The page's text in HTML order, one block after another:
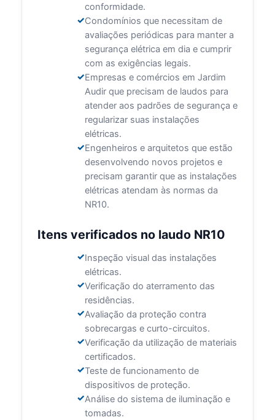
conformidade.
Condomínios que necessitam de
avaliações periódicas para manter a
segurança elétrica em dia e cumprir
com as exigências legais.
Empresas e comércios em Jardim
Audir que precisam de laudos para
atender aos padrões de segurança e
regularizar suas instalações
elétricas.
Engenheiros e arquitetos que estão
desenvolvendo novos projetos e
precisam garantir que as instalações
elétricas atendam às normas da
NR10.
Itens verificados no laudo NR10
Inspeção visual das instalações
elétricas.
Verificação do aterramento das
residências.
Avaliação da proteção contra
sobrecargas e curto-circuitos.
Verificação da utilização de materiais
certificados.
Teste de funcionamento de
dispositivos de proteção.
Análise do sistema de iluminação e
tomadas.